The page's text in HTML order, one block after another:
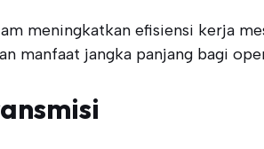
meningkatkan efisiensi kerja
manfaat jangka panjang bagi